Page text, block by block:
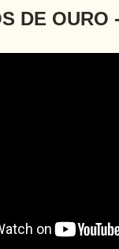
DE OURO